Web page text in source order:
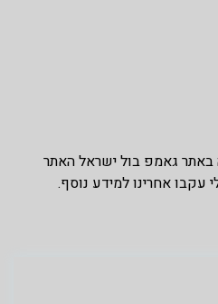
באתר גאמפ בול ישראל האתר
עקבו אחרינו למידע נוסף.